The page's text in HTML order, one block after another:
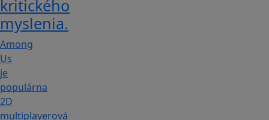
kritického
myslenia.
Among
Us
je
populárna
2D
multiplayerová